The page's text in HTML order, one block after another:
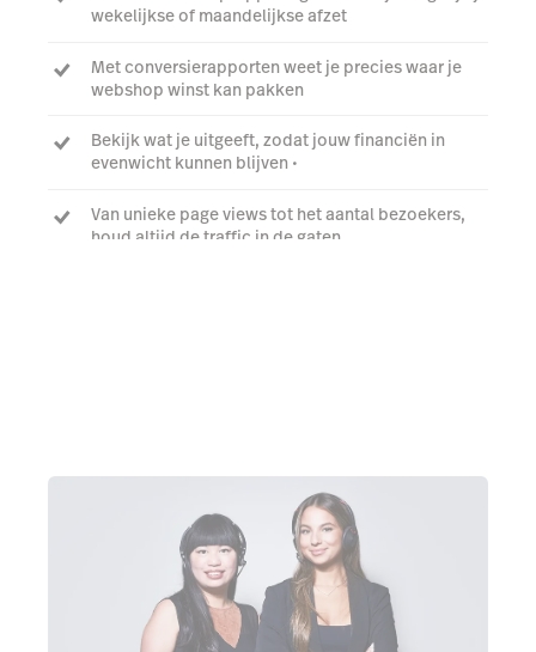
wekelijkse of maandelijkse afzet
Met conversierapporten weet je precies waar je
webshop winst kan pakken
Bekijk wat je uitgeeft, zodat jouw financiën in
evenwicht kunnen blijven •
Van unieke page views tot het aantal bezoekers,
houd altijd de traffic in de gaten